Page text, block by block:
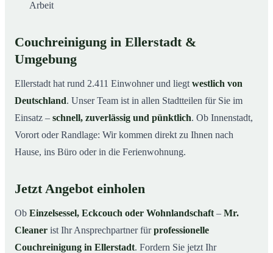
Arbeit
Couchreinigung in Ellerstadt &
Umgebung
Ellerstadt hat rund 2.411 Einwohner und liegt westlich von
Deutschland. Unser Team ist in allen Stadtteilen für Sie im
Einsatz – schnell, zuverlässig und pünktlich. Ob Innenstadt,
Vorort oder Randlage: Wir kommen direkt zu Ihnen nach
Hause, ins Büro oder in die Ferienwohnung.
Jetzt Angebot einholen
Ob Einzelsessel, Eckcouch oder Wohnlandschaft – Mr.
Cleaner ist Ihr Ansprechpartner fürprofessionelle
Couchreinigung in Ellerstadt. Fordern Sie jetzt Ihr